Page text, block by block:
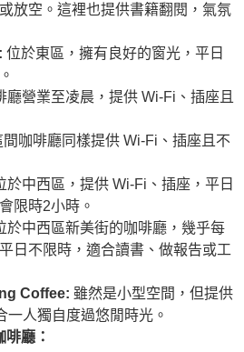
放空。這裡也提供書籍翻閱，氣氛
位於東區，擁有良好的窗光，平日
廳營業至凌晨，提供 Wi-Fi、插座且
間咖啡廳同樣提供 Wi-Fi、插座且不
於中西區，提供 Wi-Fi、插座，平日
限時2小時。
於中西區新美街的咖啡廳，幾乎每
日不限時，適合讀書、做報告或工
Coffee: 雖然是小型空間，但提供
一人獨自度過悠閒時光。
廳：